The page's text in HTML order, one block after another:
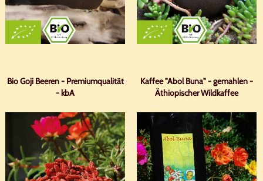
Bio Goji Beeren - Premiumqualität
- kbA
Kaffee "Abol Buna" - gemahlen -
Äthiopischer Wildkaffee